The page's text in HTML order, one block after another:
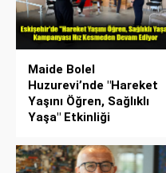
Maide Bolel
Huzurevi’nde "Hareket
Yaşını Öğren, Sağlıklı
Yaşa" Etkinliği